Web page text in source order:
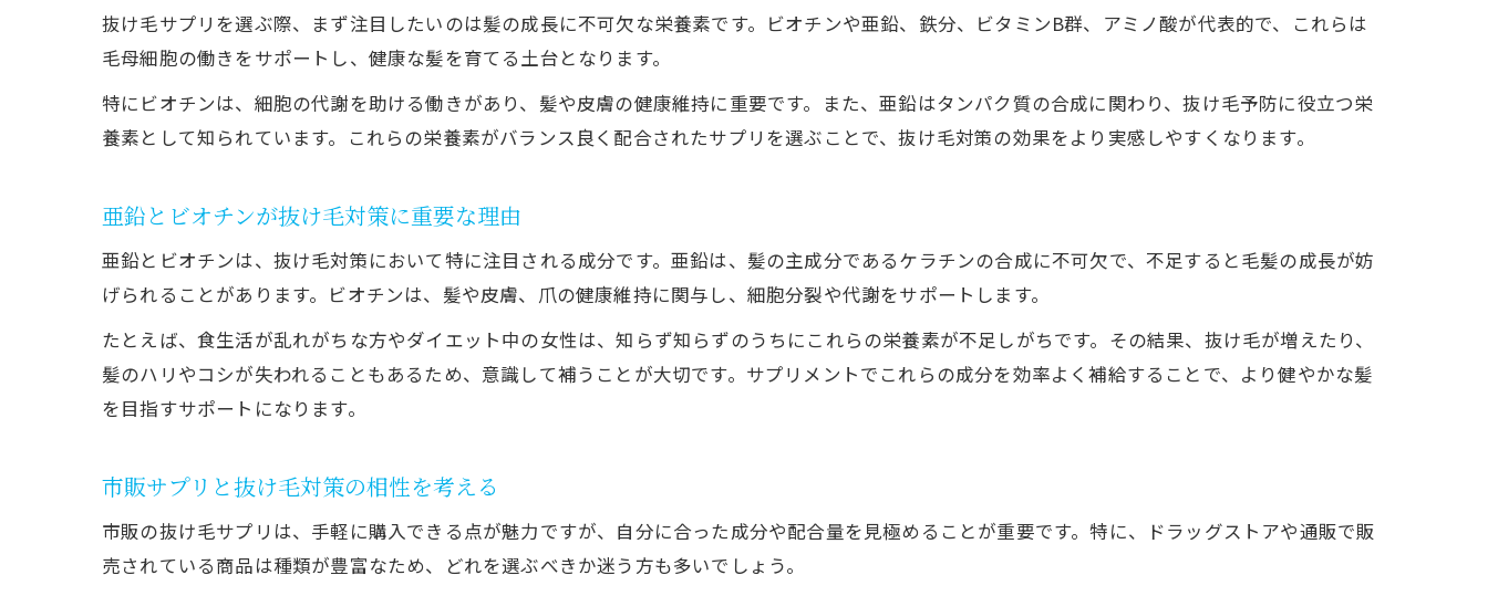
抜け毛対策サプリで得られる実際の変化
抜け毛サプリおすすめの比較ポイント
市販の抜け毛サプリで始める抜け毛対策
女性に人気の抜け毛サプリ活用術
抜け毛対策サプリを継続するコツと注意点
抜け毛サプリを選ぶ際、まず注目したいのは髪の成長に不可欠な栄養素です。ビオチンや亜鉛、鉄分、ビタミンB群、アミノ酸が代表的で、これらは
毛母細胞の働きをサポートし、健康な髪を育てる土台となります。
特にビオチンは、細胞の代謝を助ける働きがあり、髪や皮膚の健康維持に重要です。また、亜鉛はタンパク質の合成に関わり、抜け毛予防に役立つ栄
養素として知られています。これらの栄養素がバランス良く配合されたサプリを選ぶことで、抜け毛対策の効果をより実感しやすくなります。
亜鉛とビオチンが抜け毛対策に重要な理由
亜鉛とビオチンは、抜け毛対策において特に注目される成分です。亜鉛は、髪の主成分であるケラチンの合成に不可欠で、不足すると毛髪の成長が妨
げられることがあります。ビオチンは、髪や皮膚、爪の健康維持に関与し、細胞分裂や代謝をサポートします。
たとえば、食生活が乱れがちな方やダイエット中の女性は、知らず知らずのうちにこれらの栄養素が不足しがちです。その結果、抜け毛が増えたり、
髪のハリやコシが失われることもあるため、意識して補うことが大切です。サプリメントでこれらの成分を効率よく補給することで、より健やかな髪
を目指すサポートになります。
市販サプリと抜け毛対策の相性を考える
市販の抜け毛サプリは、手軽に購入できる点が魅力ですが、自分に合った成分や配合量を見極めることが重要です。特に、ドラッグストアや通販で販
売されている商品は種類が豊富なため、どれを選ぶべきか迷う方も多いでしょう。